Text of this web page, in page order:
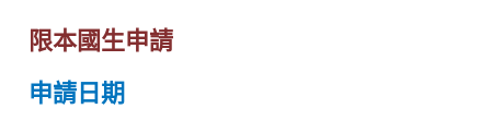
限本國生申請
申請日期